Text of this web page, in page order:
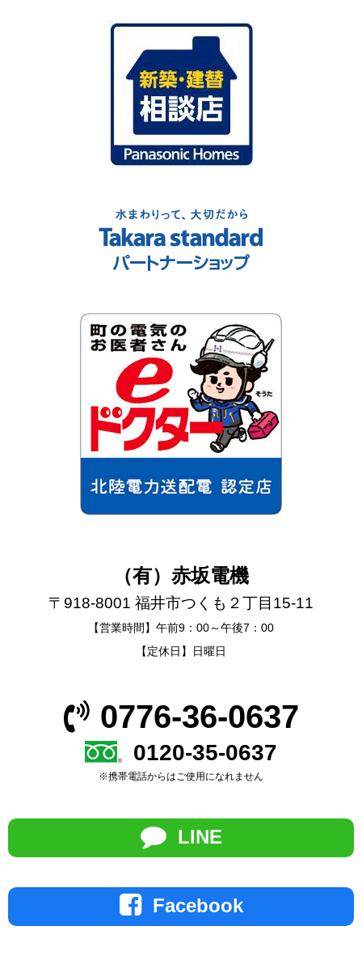
（有）赤坂電機
〒918-8001 福井市つくも２丁目15-11
【営業時間】午前9：00～午後7：00
【定休日】日曜日
0776-36-0637
0120-35-0637
※携帯電話からはご使用になれません
LINE
Facebook